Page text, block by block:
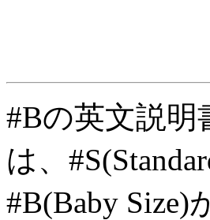
#Bの英文説明
は、
#B(Baby